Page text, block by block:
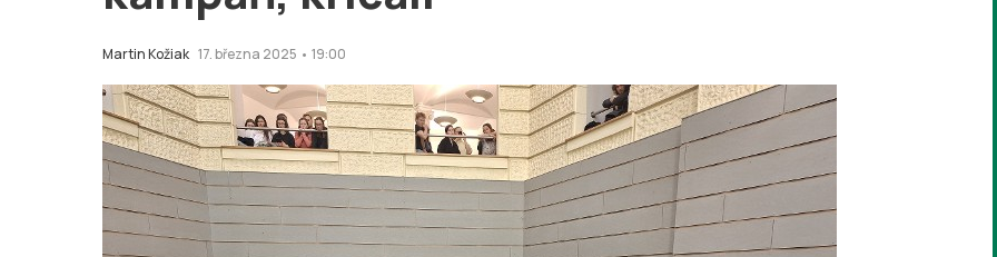
Martin Kožiak 17. března 2025 • 19:00